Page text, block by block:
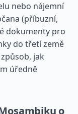
nebo nájemní
(příbuzní,
dokumenty pro
do třetí země
jak
úředně
o